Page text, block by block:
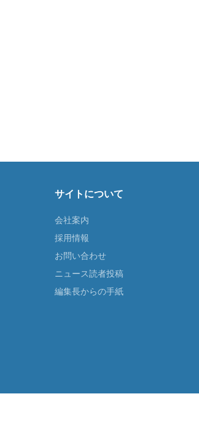
サイトについて
会社案内
採用情報
お問い合わせ
ニュース読者投稿
編集長からの手紙